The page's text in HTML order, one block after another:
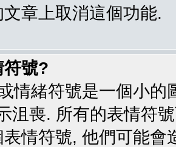
文章上取消這個功能.
符號?
情緒符號是一個小
沮喪. 所有的表情符
表情符號, 他們可能